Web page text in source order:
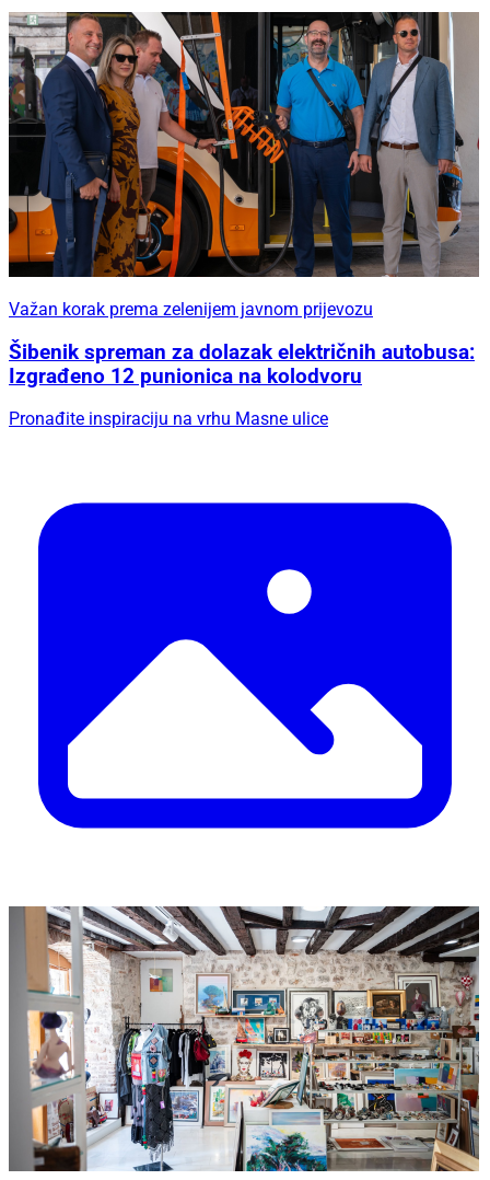
Važan korak prema zelenijem javnom prijevozu
Šibenik spreman za dolazak električnih autobusa:
Izgrađeno 12 punionica na kolodvoru
Pronađite inspiraciju na vrhu Masne ulice